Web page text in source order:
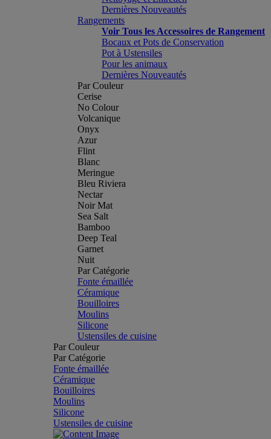
Dernières Nouveautés
Rangements
Voir Tous les Accessoires de Rangement
Bocaux et Pots de Conservation
Pot à Ustensiles
Pour les animaux
Dernières Nouveautés
Par Couleur
Cerise
No Colour
Volcanique
Onyx
Azur
Flint
Blanc
Meringue
Bleu Riviera
Nectar
Noir Mat
Sea Salt
Bamboo
Deep Teal
Garnet
Nuit
Par Catégorie
Fonte émaillée
Céramique
Bouilloires
Moulins
Silicone
Ustensiles de cuisine
Par Couleur
Par Catégorie
Fonte émaillée
Céramique
Bouilloires
Moulins
Silicone
Ustensiles de cuisine